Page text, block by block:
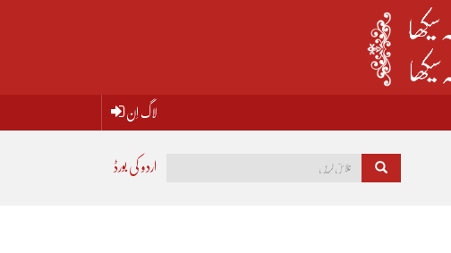
لاگ اِن
اردو کی بورڈ